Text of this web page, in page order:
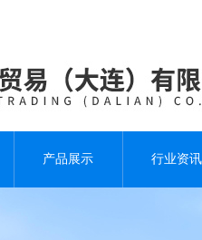
产品展示 行业资讯